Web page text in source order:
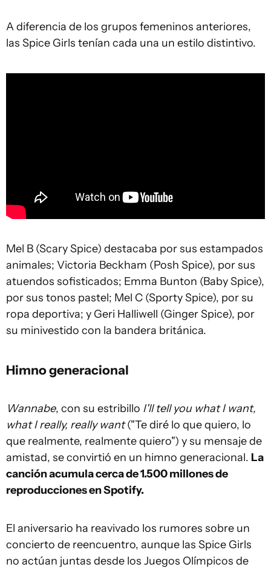
A diferencia de los grupos femeninos anteriores,
las Spice Girls tenían cada una un estilo distintivo.
Mel B (Scary Spice) destacaba por sus estampados
animales; Victoria Beckham (Posh Spice), por sus
atuendos sofisticados; Emma Bunton (Baby Spice),
por sus tonos pastel; Mel C (Sporty Spice), por su
ropa deportiva; y Geri Halliwell (Ginger Spice), por
su minivestido con la bandera británica.
Himno generacional
Wannabe, con su estribillo I'll tell you what I want,
what I really, really want("Te diré lo que quiero, lo
que realmente, realmente quiero") y su mensaje de
amistad, se convirtió en un himno generacional. La
canción acumula cerca de 1.500 millones de
reproducciones en Spotify.
El aniversario ha reavivado los rumores sobre un
concierto de reencuentro, aunque las Spice Girls
no actúan juntas desde los Juegos Olímpicos de